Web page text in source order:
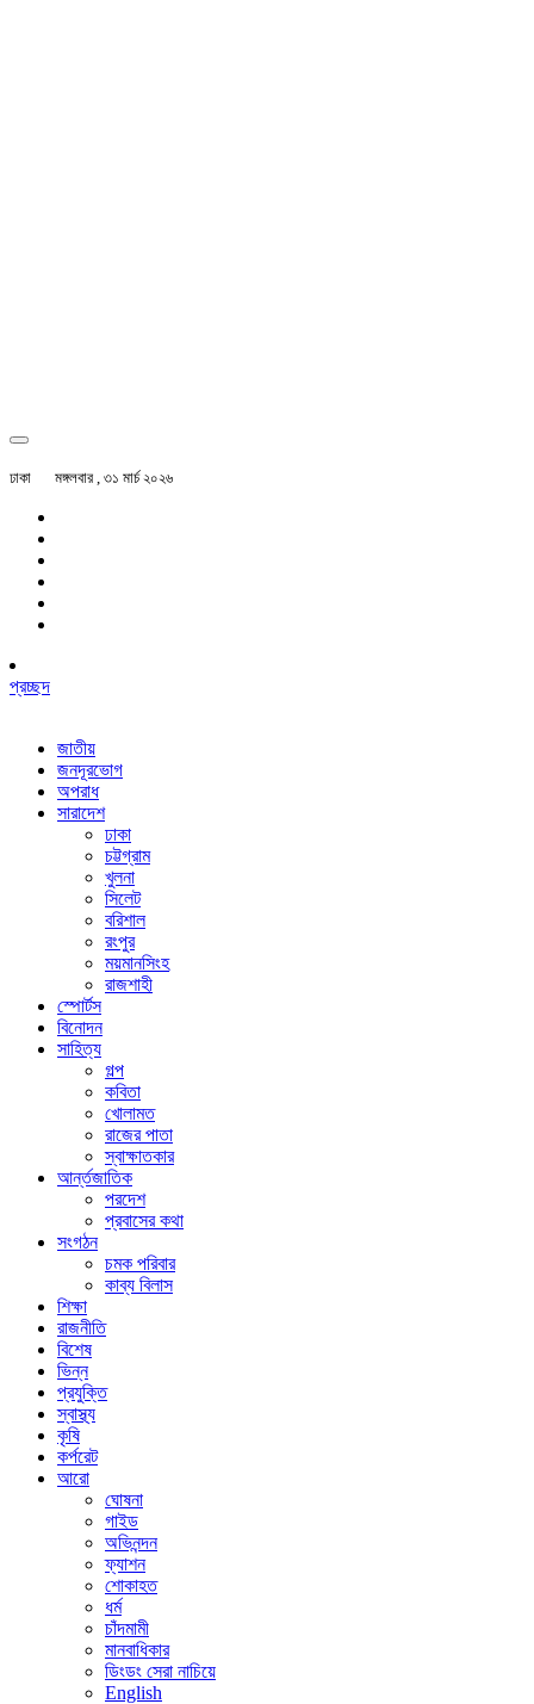
ঢাকা মঙ্গলবার , ৩১ মার্চ ২০২৬
প্রচ্ছদ
জাতীয়
জনদূরভোগ
অপরাধ
সারাদেশ
ঢাকা
চট্টগ্রাম
খুলনা
সিলেট
বরিশাল
রংপুর
ময়মানসিংহ
রাজশাহী
স্পোর্টস
বিনোদন
সাহিত্য
গল্প
কবিতা
খোলামত
রাজের পাতা
স্বাক্ষাতকার
আর্ন্তজাতিক
পরদেশ
প্রবাসের কথা
সংগঠন
চমক পরিবার
কাব্য বিলাস
শিক্ষা
রাজনীতি
বিশেষ
ভিন্ন
প্রযুক্তি
স্বাস্থ্য
কৃষি
কর্পরেট
আরো
ঘোষনা
গাইড
অভিনন্দন
ফ্যাশন
শোকাহত
ধর্ম
চাঁদমামী
মানবাধিকার
ডিংডং সেরা নাচিয়ে
English